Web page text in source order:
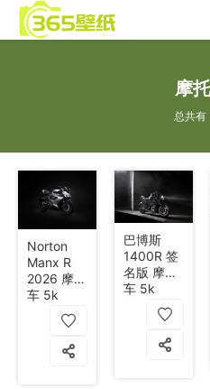
摩
总共有
Norton
Manx R
2026 摩托
车 5k
巴博斯
1400R 签
名版 摩托
车 5k